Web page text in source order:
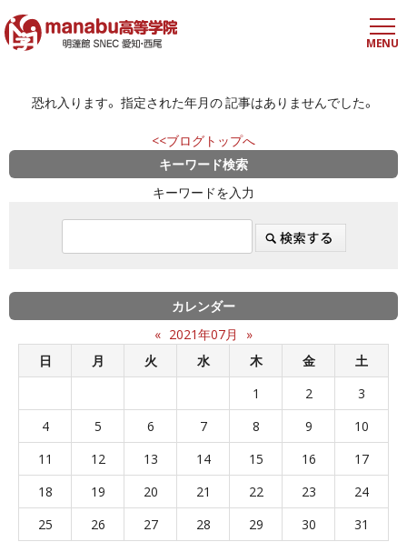
MENU
恐れ入ります。 指定された年月の 記事はありませんでした。
<<ブログトップへ
キーワード検索
キーワードを入力
カレンダー
« 2021年07月
»
日
月 火 水 木 金
土
1
2
3
4
5 6 7 8 9
10
11
12 13 14 15 16
17
18
19 20 21 22 23
24
25
26 27 28 29 30 31